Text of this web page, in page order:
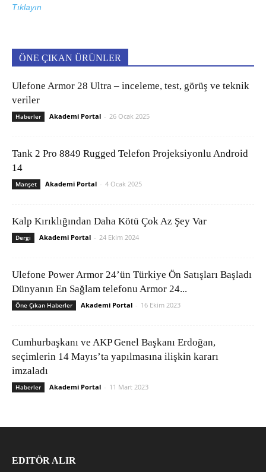
Tıklayın
ÖNE ÇIKAN ÜRÜNLER
Ulefone Armor 28 Ultra – inceleme, test, görüş ve teknik
veriler
Haberler Akademi Portal - 26 Ocak 2025
Tank 2 Pro 8849 Rugged Telefon Projeksiyonlu Android
14
Manşet Akademi Portal - 4 Ocak 2025
Kalp Kırıklığından Daha Kötü Çok Az Şey Var
Dergi Akademi Portal - 24 Ekim 2024
Ulefone Power Armor 24’ün Türkiye Ön Satışları Başladı
Dünyanın En Sağlam telefonu Armor 24...
Öne Çıkan Haberler Akademi Portal - 16 Ekim 2023
Cumhurbaşkanı ve AKP Genel Başkanı Erdoğan,
seçimlerin 14 Mayıs’ta yapılmasına ilişkin kararı
imzaladı
Haberler Akademi Portal - 11 Mart 2023
EDITÖR ALIR